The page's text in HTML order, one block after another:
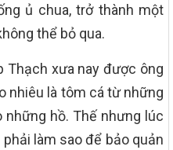
ủ chua, trở thành một
thể bỏ qua.
Thạch xưa nay được ông
nhiêu là tôm cá từ những
những hồ. Thế nhưng lúc
làm sao để bảo quản